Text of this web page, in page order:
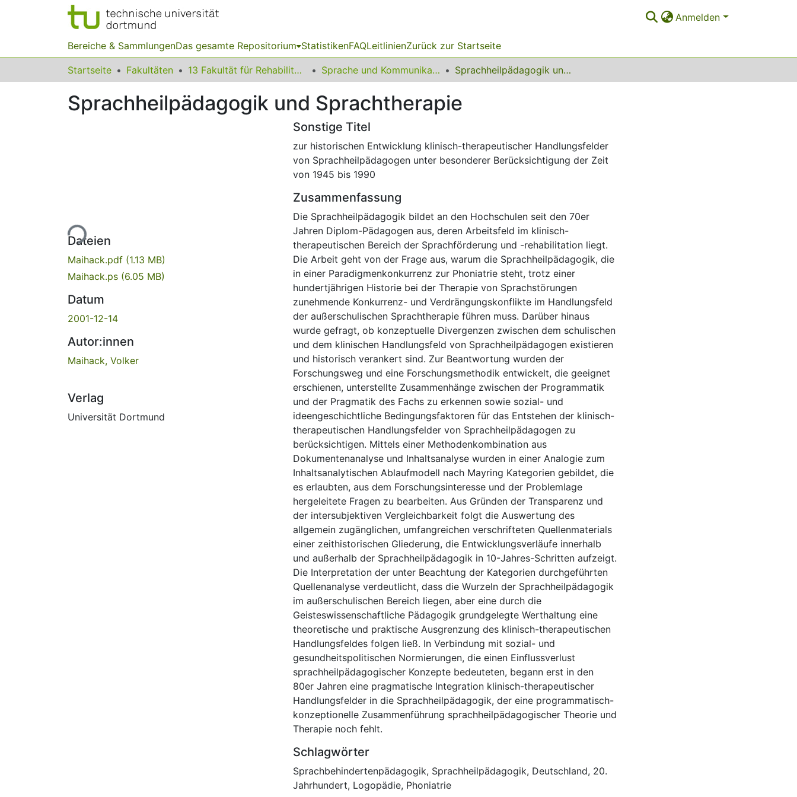
Anmelden
Bereiche & SammlungenDas gesamte Repositorium StatistikenFAQLeitlinienZurück zur Startseite
Startseite Fakultäten 13 Fakultät für Rehabilitationswissenschaften Sprache und Kommunikation Sprachheilpädagogik und Sprachtherapie
Sprachheilpädagogik und Sprachtherapie
Lade...
Dateien
Maihack.pdf (1.13 MB)
Maihack.ps (6.05 MB)
Datum
2001-12-14
Autor:innen
Maihack, Volker
Verlag
Universität Dortmund
Sonstige Titel
zur historischen Entwicklung klinisch-therapeutischer Handlungsfelder
von Sprachheilpädagogen unter besonderer Berücksichtigung der Zeit
von 1945 bis 1990
Zusammenfassung
Die Sprachheilpädagogik bildet an den Hochschulen seit den 70er
Jahren Diplom-Pädagogen aus, deren Arbeitsfeld im klinisch-
therapeutischen Bereich der Sprachförderung und -rehabilitation liegt.
Die Arbeit geht von der Frage aus, warum die Sprachheilpädagogik, die
in einer Paradigmenkonkurrenz zur Phoniatrie steht, trotz einer
hundertjährigen Historie bei der Therapie von Sprachstörungen
zunehmende Konkurrenz- und Verdrängungskonflikte im Handlungsfeld
der außerschulischen Sprachtherapie führen muss. Darüber hinaus
wurde gefragt, ob konzeptuelle Divergenzen zwischen dem schulischen
und dem klinischen Handlungsfeld von Sprachheilpädagogen existieren
und historisch verankert sind. Zur Beantwortung wurden der
Forschungsweg und eine Forschungsmethodik entwickelt, die geeignet
erschienen, unterstellte Zusammenhänge zwischen der Programmatik
und der Pragmatik des Fachs zu erkennen sowie sozial- und
ideengeschichtliche Bedingungsfaktoren für das Entstehen der klinisch-
therapeutischen Handlungsfelder von Sprachheilpädagogen zu
berücksichtigen. Mittels einer Methodenkombination aus
Dokumentenanalyse und Inhaltsanalyse wurden in einer Analogie zum
Inhaltsanalytischen Ablaufmodell nach Mayring Kategorien gebildet, die
es erlaubten, aus dem Forschungsinteresse und der Problemlage
hergeleitete Fragen zu bearbeiten. Aus Gründen der Transparenz und
der intersubjektiven Vergleichbarkeit folgt die Auswertung des
allgemein zugänglichen, umfangreichen verschrifteten Quellenmaterials
einer zeithistorischen Gliederung, die Entwicklungsverläufe innerhalb
und außerhalb der Sprachheilpädagogik in 10-Jahres-Schritten aufzeigt.
Die Interpretation der unter Beachtung der Kategorien durchgeführten
Quellenanalyse verdeutlicht, dass die Wurzeln der Sprachheilpädagogik
im außerschulischen Bereich liegen, aber eine durch die
Geisteswissenschaftliche Pädagogik grundgelegte Werthaltung eine
theoretische und praktische Ausgrenzung des klinisch-therapeutischen
Handlungsfeldes folgen ließ. In Verbindung mit sozial- und
gesundheitspolitischen Normierungen, die einen Einflussverlust
sprachheilpädagogischer Konzepte bedeuteten, begann erst in den
80er Jahren eine pragmatische Integration klinisch-therapeutischer
Handlungsfelder in die Sprachheilpädagogik, der eine programmatisch-
konzeptionelle Zusammenführung sprachheilpädagogischer Theorie und
Therapie noch fehlt.
Schlagwörter
Sprachbehindertenpädagogik, Sprachheilpädagogik, Deutschland, 20.
Jahrhundert, Logopädie, Phoniatrie